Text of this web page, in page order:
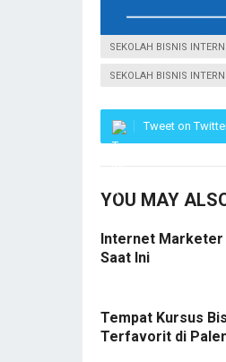
SEKOLAH BISNIS
SEKOLAH BISNIS
Tweet on
YOU MAY
Internet Marketer
Saat Ini
Tempat Kursus
Terfavorit di